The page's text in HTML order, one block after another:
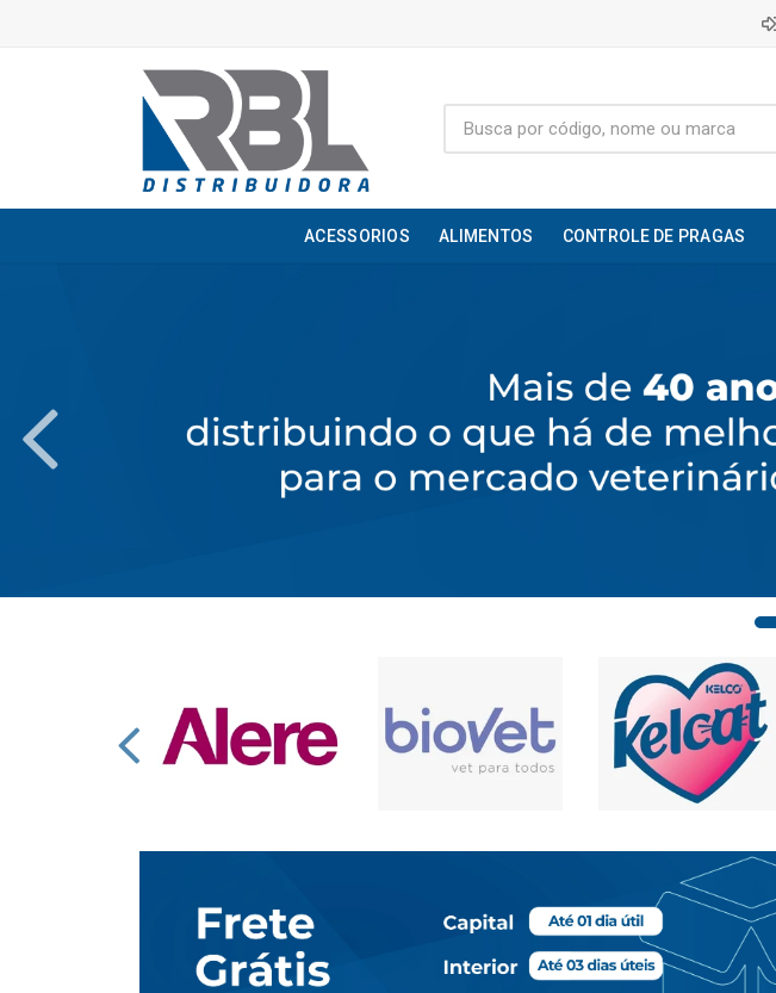
ACESSORIOS ALIMENTOS CONTROLE DE PRAGAS